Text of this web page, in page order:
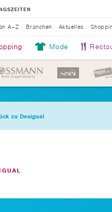
Mode
A–Z Branchen Aktuelles
zu Desigual